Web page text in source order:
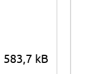
583,7 kB